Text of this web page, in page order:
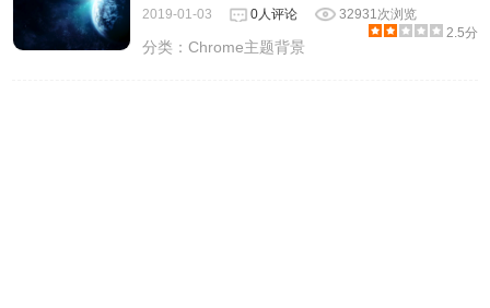
2019-01-03 0人评论
32931次浏览
2.5分
分类：Chrome主题背景